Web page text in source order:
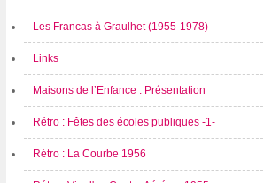
Les Francas à Graulhet (1955-1978)
Links
Maisons de l’Enfance : Présentation
Rétro : Fêtes des écoles publiques -1-
Rétro : La Courbe 1956